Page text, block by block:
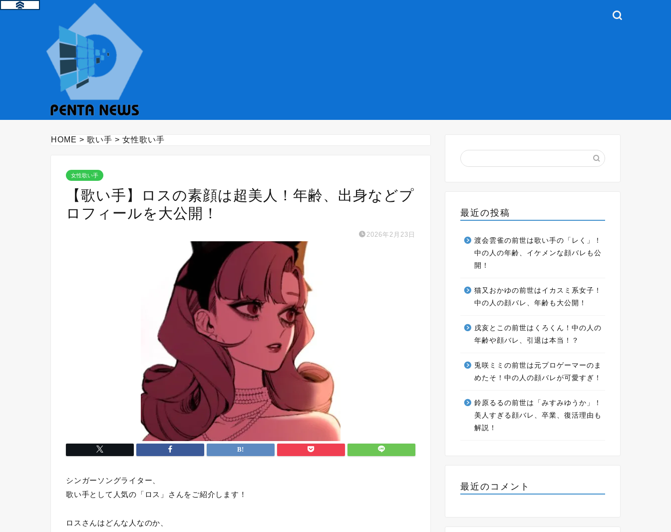
HOME > 歌い手 > 女性歌い手
女性歌い手
【歌い手】ロスの素顔は超美人！年齢、出身などプ
ロフィールを大公開！
2026年2月23日
シンガーソングライター、
歌い手として人気の「ロス」さんをご紹介します！
ロスさんはどんな人なのか、
最近の投稿
渡会雲雀の前世は歌い手の「レく」！
中の人の年齢、イケメンな顔バレも公
開！
猫又おかゆの前世はイカスミ系女子！
中の人の顔バレ、年齢も大公開！
戌亥とこの前世はくろくん！中の人の
年齢や顔バレ、引退は本当！？
兎咲ミミの前世は元プロゲーマーのま
めたそ！中の人の顔バレが可愛すぎ！
鈴原るるの前世は「みすみゆうか」！
美人すぎる顔バレ、卒業、復活理由も
解説！
最近のコメント